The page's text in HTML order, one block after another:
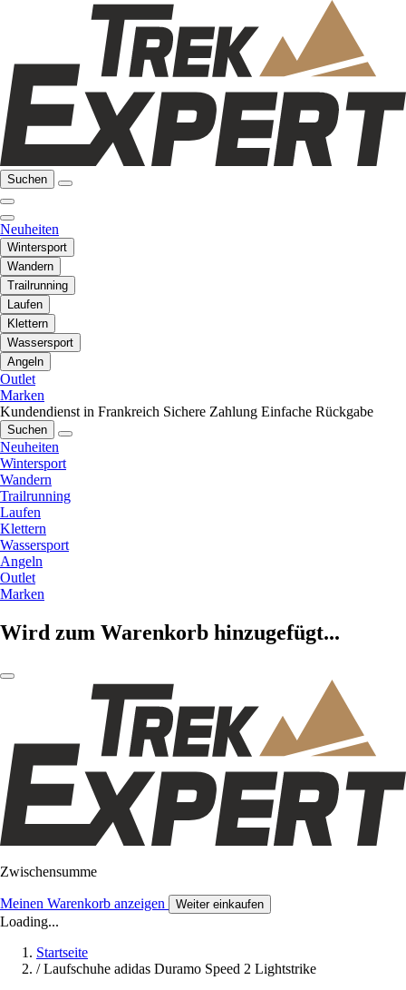
Suchen
Neuheiten
Wintersport
Wandern
Trailrunning
Laufen
Klettern
Wassersport
Angeln
Outlet
Marken
Kundendienst in Frankreich Sichere Zahlung Einfache Rückgabe
Suchen
Neuheiten
Wintersport
Wandern
Trailrunning
Laufen
Klettern
Wassersport
Angeln
Outlet
Marken
Wird zum Warenkorb hinzugefügt...
Zwischensumme
Meinen Warenkorb anzeigen Weiter einkaufen
Loading...
Startseite
/ Laufschuhe adidas Duramo Speed 2 Lightstrike